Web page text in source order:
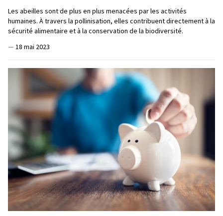
Les abeilles sont de plus en plus menacées par les activités
humaines. À travers la pollinisation, elles contribuent directement à la
sécurité alimentaire et à la conservation de la biodiversité.
— 18 mai 2023